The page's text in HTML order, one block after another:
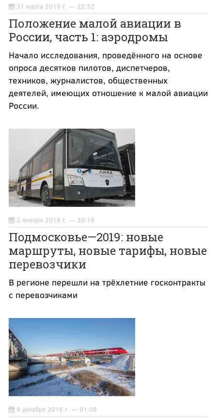
31 марта 2019 г. — 22:52
Положение малой авиации в
России, часть 1: аэродромы
Начало исследования, проведённого на основе
опроса десятков пилотов, диспетчеров,
техников, журналистов, общественных
деятелей, имеющих отношение к малой авиации
России.
2 января 2019 г. — 20:19
Подмосковье—2019: новые
маршруты, новые тарифы, новые
перевозчики
В регионе перешли на трёхлетние госконтракты
с перевозчиками
9 декабря 2018 г. — 01:06